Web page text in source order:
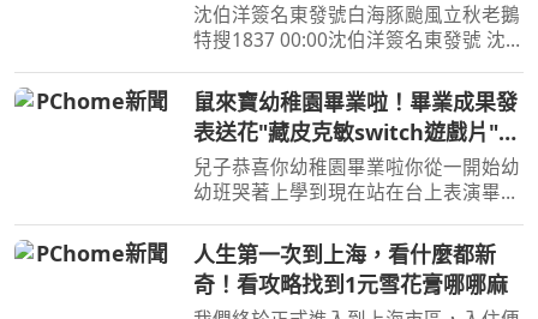
沈伯洋簽名東發號白海豚颱風立秋老鵝
特搜1837 00:00沈伯洋簽名東發號 沈
店 ...
鼠來寶幼稚園畢業啦！畢業成果發
表送花"藏皮克敏switch遊戲片"驚
喜【Bobo TV】
兒子恭喜你幼稚園畢業啦你從一開始幼
幼班哭著上學到現在站在台上表演畢業
你即將要上小學 ...
人生第一次到上海，看什麼都新
奇！看攻略找到1元雪花膏哪哪麻